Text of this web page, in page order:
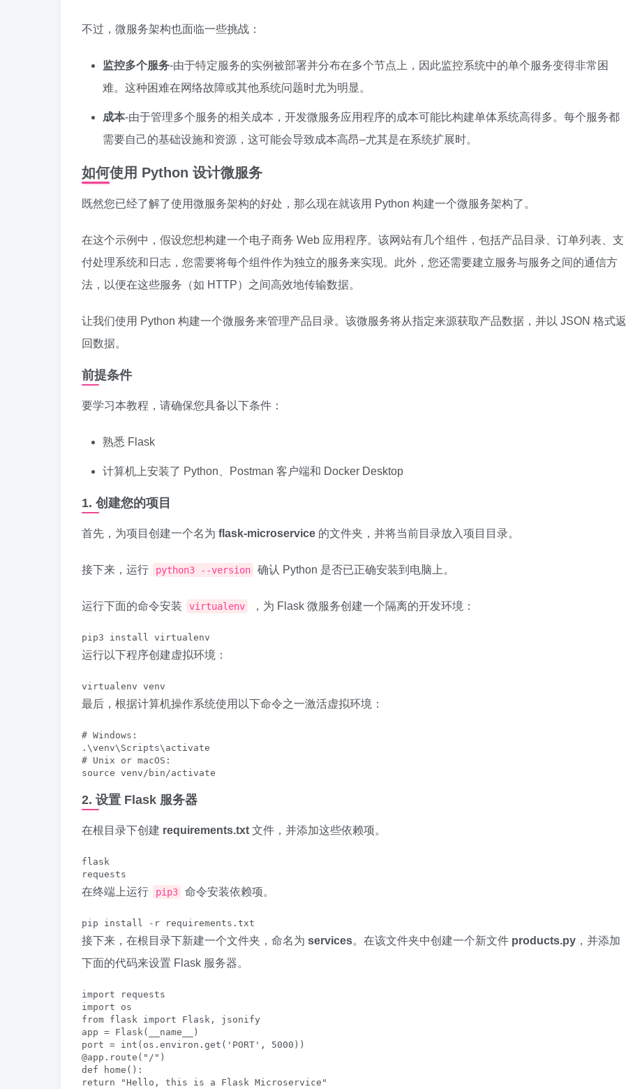
不过，微服务架构也面临一些挑战：
监控多个服务-由于特定服务的实例被部署并分布在多个节点上，因此监控系统中的单个服务变得非常困
难。这种困难在网络故障或其他系统问题时尤为明显。
成本-由于管理多个服务的相关成本，开发微服务应用程序的成本可能比构建单体系统高得多。每个服务都
需要自己的基础设施和资源，这可能会导致成本高昂–尤其是在系统扩展时。
如何使用 Python 设计微服务
既然您已经了解了使用微服务架构的好处，那么现在就该用 Python 构建一个微服务架构了。
在这个示例中，假设您想构建一个电子商务 Web 应用程序。该网站有几个组件，包括产品目录、订单列表、支
付处理系统和日志，您需要将每个组件作为独立的服务来实现。此外，您还需要建立服务与服务之间的通信方
法，以便在这些服务（如 HTTP）之间高效地传输数据。
让我们使用 Python 构建一个微服务来管理产品目录。该微服务将从指定来源获取产品数据，并以 JSON 格式返
回数据。
前提条件
要学习本教程，请确保您具备以下条件：
熟悉 Flask
计算机上安装了 Python、Postman 客户端和 Docker Desktop
1. 创建您的项目
首先，为项目创建一个名为 flask-microservice 的文件夹，并将当前目录放入项目目录。
接下来，运行 python3 --version 确认 Python 是否已正确安装到电脑上。
运行下面的命令安装 virtualenv ，为 Flask 微服务创建一个隔离的开发环境：
pip3 install virtualenv
运行以下程序创建虚拟环境：
virtualenv venv
最后，根据计算机操作系统使用以下命令之一激活虚拟环境：
# Windows:
.\venv\Scripts\activate
# Unix or macOS:
source venv/bin/activate
2. 设置 Flask 服务器
在根目录下创建 requirements.txt 文件，并添加这些依赖项。
flask
requests
在终端上运行 pip3 命令安装依赖项。
pip install -r requirements.txt
接下来，在根目录下新建一个文件夹，命名为 services。在该文件夹中创建一个新文件 products.py ，并添加
下面的代码来设置 Flask 服务器。
import requests
import os
from flask import Flask, jsonify
app = Flask(__name__)
port = int(os.environ.get('PORT', 5000))
@app.route("/")
def home():
return "Hello, this is a Flask Microservice"